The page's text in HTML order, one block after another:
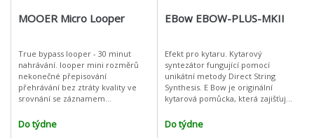
MOOER Micro Looper
True bypass looper - 30 minut
nahrávání. looper mini rozměrů
nekonečné přepisování
přehrávání bez ztráty kvality ve
srovnání se záznamem
skrze Level ovladač veškeré
nahrává
Do týdne
EBow EBOW-PLUS-MKII
Efekt pro kytaru. Kytarový
syntezátor fungující pomocí
unikátní metody Direct String
Synthesis. E Bow je originální
kytarová pomůcka, která zajišťuje
strun. E Bow stačí jednoduše
zapnout pomo
Do týdne